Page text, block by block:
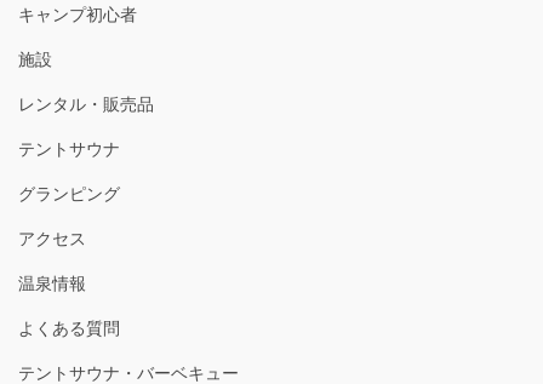
キャンプ初心者
施設
レンタル・販売品
テントサウナ
グランピング
アクセス
温泉情報
よくある質問
テントサウナ・バーベキュー